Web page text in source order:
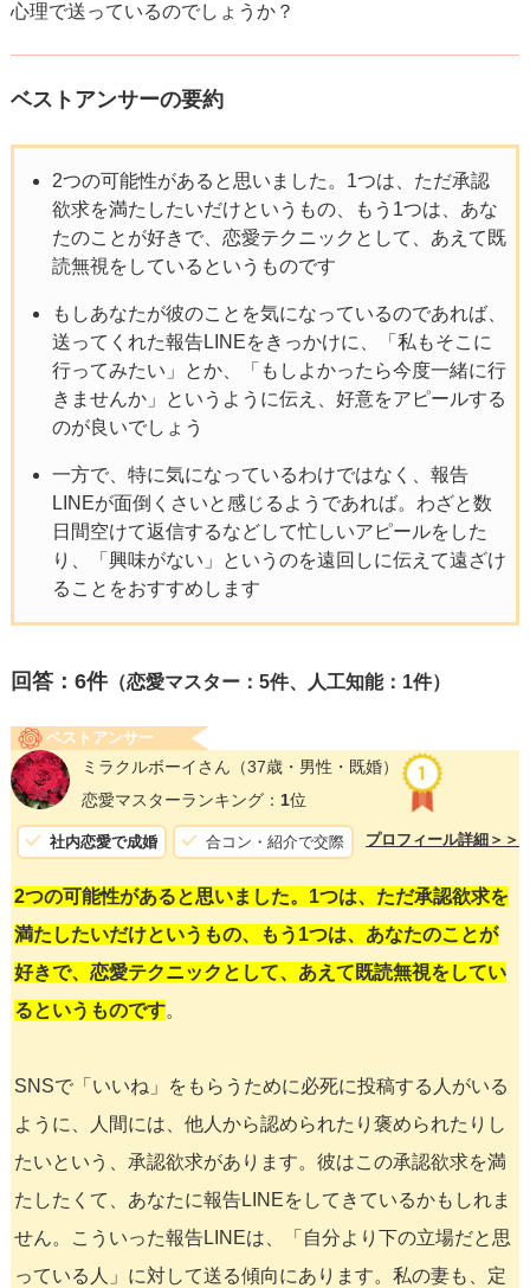
心理で送っているのでしょうか？
ベストアンサーの要約
2つの可能性があると思いました。1つは、ただ承認
欲求を満たしたいだけというもの、もう1つは、あな
たのことが好きで、恋愛テクニックとして、あえて既
読無視をしているというものです
もしあなたが彼のことを気になっているのであれば、
送ってくれた報告LINEをきっかけに、「私もそこに
行ってみたい」とか、「もしよかったら今度一緒に行
きませんか」というように伝え、好意をアピールする
のが良いでしょう
一方で、特に気になっているわけではなく、報告
LINEが面倒くさいと感じるようであれば。わざと数
日間空けて返信するなどして忙しいアピールをした
り、「興味がない」というのを遠回しに伝えて遠ざけ
ることをおすすめします
回答： 6件（恋愛マスター：5件、人工知能：1件）
ベストアンサー
ミラクルボーイさん （37歳・男性・既婚）
恋愛マスターランキング： 1位
社内恋愛で成婚 合コン・紹介で交際 プロフィール詳細＞＞
2つの可能性があると思いました。1つは、ただ承認欲求を
満たしたいだけというもの、もう1つは、あなたのことが
好きで、恋愛テクニックとして、あえて既読無視をしてい
るというものです。
SNSで「いいね」をもらうために必死に投稿する人がいる
ように、人間には、他人から認められたり褒められたりし
たいという、承認欲求があります。彼はこの承認欲求を満
たしたくて、あなたに報告LINEをしてきているかもしれま
せん。こういった報告LINEは、「自分より下の立場だと思
っている人」に対して送る傾向にあります。私の妻も、定